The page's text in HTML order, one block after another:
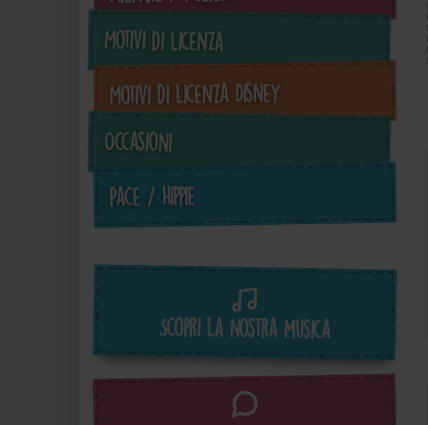
Motivi di licenza
Motivi di licenza Disney
Occasioni
Pace / Hippie
Scopri la nostra musica